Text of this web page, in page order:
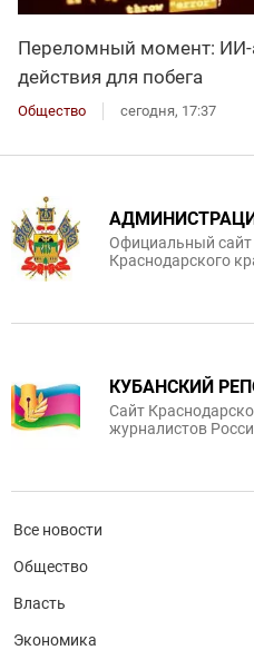
Переломный момент: ИИ-
действия для побега
Общество сегодня, 17:37
Официальный сайт
Краснодарского
КУБАНСКИЙ
Сайт
журналистов
Все новости
Общество
Власть
Экономика